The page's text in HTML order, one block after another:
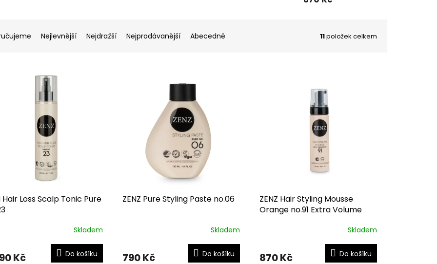
Nejlevnější Nejdražší Nejprodávanější Abecedně 11položek celkem
Loss Scalp Tonic Pure
Skladem
Kč Do košíku
ZENZ Pure Styling Paste no.06
Skladem
790 Kč Do košíku
ZENZ Hair Styling Mousse
Orange no.91 Extra Volume
Skladem
870 Kč Do košíku